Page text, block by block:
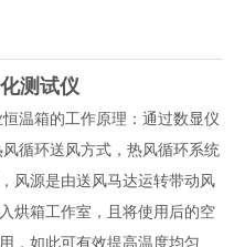
测试仪
温箱的工作原理：通过数显仪
循环送风方式，热风循环系统
风源是由送风马达运转带动风
烘箱工作室，且将使用后的空
，如此可有效提高温度均匀